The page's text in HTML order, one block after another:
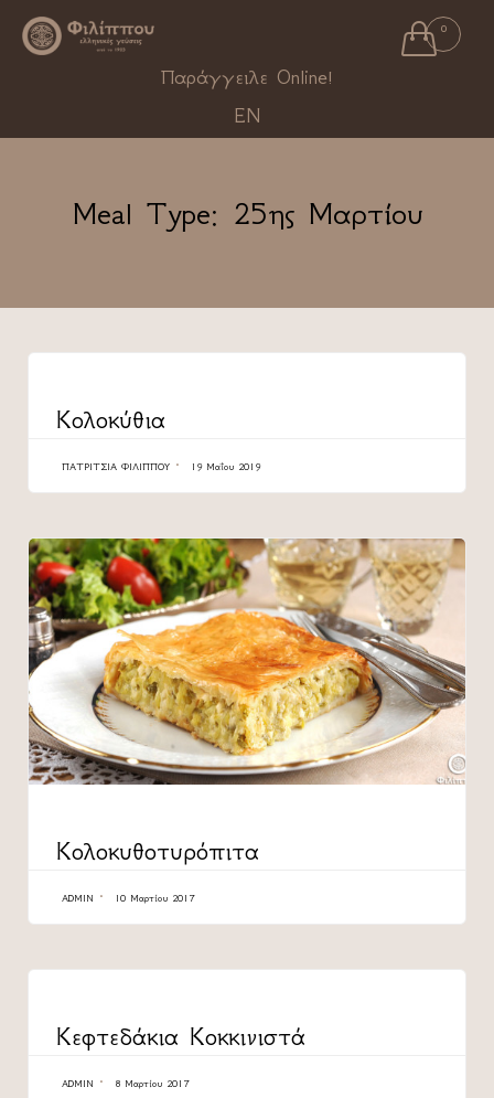
 0
Παράγγειλε Online!
EN
Meal Type: 25ης Μαρτίου
Κολοκύθια
ΠΑΤΡΊΤΣΙΑ ΦΙΛΊΠΠΟΥ 19 Μαΐου 2019
Κολοκυθοτυρόπιτα
ADMIN 10 Μαρτίου 2017
Κεφτεδάκια Κοκκινιστά
ADMIN 8 Μαρτίου 2017